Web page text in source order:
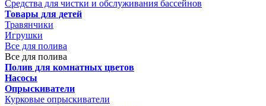
Средства для чистки и обслуживания бассейнов
Товары для детей
Травянчики
Игрушки
Все для полива
Все для полива
Полив для комнатных цветов
Насосы
Опрыскиватели
Курковые опрыскиватели